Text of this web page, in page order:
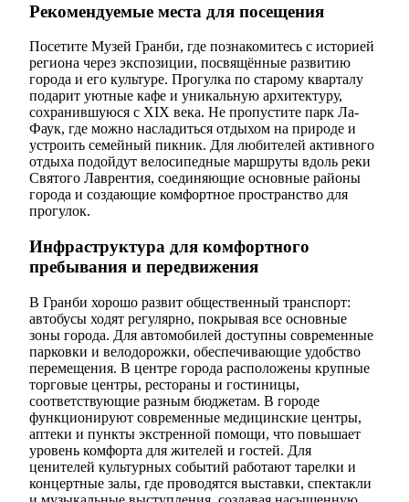
Рекомендуемые места для посещения
Посетите Музей Гранби, где познакомитесь с историей
региона через экспозиции, посвящённые развитию
города и его культуре. Прогулка по старому кварталу
подарит уютные кафе и уникальную архитектуру,
сохранившуюся с XIX века. Не пропустите парк Ла-
Фаук, где можно насладиться отдыхом на природе и
устроить семейный пикник. Для любителей активного
отдыха подойдут велосипедные маршруты вдоль реки
Святого Лаврентия, соединяющие основные районы
города и создающие комфортное пространство для
прогулок.
Инфраструктура для комфортного
пребывания и передвижения
В Гранби хорошо развит общественный транспорт:
автобусы ходят регулярно, покрывая все основные
зоны города. Для автомобилей доступны современные
парковки и велодорожки, обеспечивающие удобство
перемещения. В центре города расположены крупные
торговые центры, рестораны и гостиницы,
соответствующие разным бюджетам. В городе
функционируют современные медицинские центры,
аптеки и пункты экстренной помощи, что повышает
уровень комфорта для жителей и гостей. Для
ценителей культурных событий работают тарелки и
концертные залы, где проводятся выставки, спектакли